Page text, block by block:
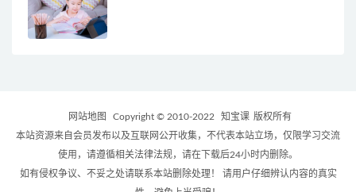
网站地图 Copyright © 2010-2022 知宝课 版权所有
本站资源来自会员发布以及互联网公开收集，不代表本站立场，仅限学习交流
使用，请遵循相关法律法规，请在下载后24小时内删除。
如有侵权争议、不妥之处请联系本站删除处理！ 请用户仔细辨认内容的真实